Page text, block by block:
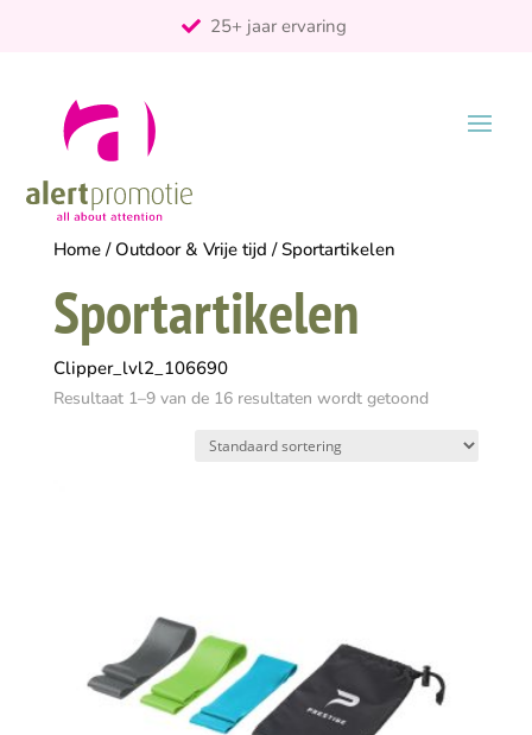
25+ jaar ervaring
Home/ Outdoor & Vrije tijd / Sportartikelen
Sportartikelen
Clipper_lvl2_106690
Resultaat 1–9 van de 16 resultaten wordt getoond